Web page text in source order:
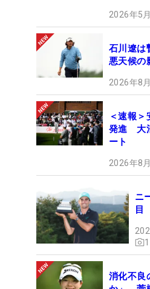
2026年5
石川遼
悪天候の
2026年8
＜速報＞
発進 大
ート
2026年8
ニ
目
1
消化不良